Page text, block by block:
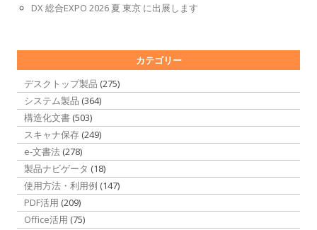
DX 総合EXPO 2026 夏 東京 に出展します
カテゴリー
デスクトップ製品 (275)
システム製品 (364)
構造化文書 (503)
スキャナ保存 (249)
e-文書法 (278)
製品ナビゲータ (18)
使用方法・利用例 (147)
PDF活用 (209)
Office活用 (75)